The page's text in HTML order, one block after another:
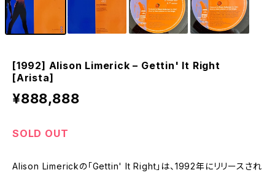
[1992] Alison Limerick – Gettin' It Right
[Arista]
¥888,888
SOLD OUT
Alison Limerickの「Gettin' It Right」は、1992年にリリースされ